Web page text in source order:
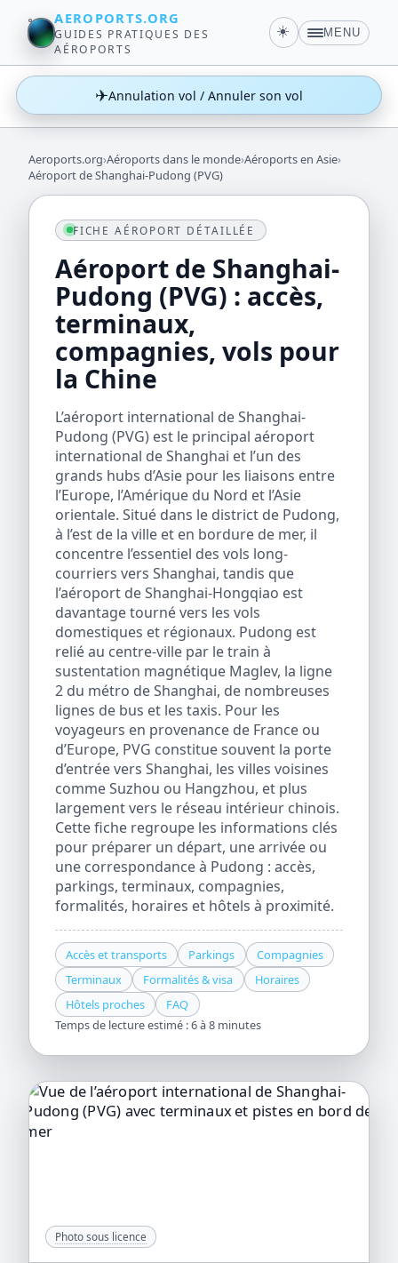
AEROPORTS.ORG
GUIDES PRATIQUES DES
AÉROPORTS
☀️ MENU
✈Annulation vol / Annuler son vol
Aeroports.org›Aéroports dans le monde›Aéroports en Asie›
Aéroport de Shanghai-Pudong (PVG)
FICHE AÉROPORT DÉTAILLÉE
Aéroport de Shanghai-
Pudong (PVG) : accès,
terminaux,
compagnies, vols pour
la Chine
L’aéroport international de Shanghai-
Pudong (PVG) est le principal aéroport
international de Shanghai et l’un des
grands hubs d’Asie pour les liaisons entre
l’Europe, l’Amérique du Nord et l’Asie
orientale. Situé dans le district de Pudong,
à l’est de la ville et en bordure de mer, il
concentre l’essentiel des vols long-
courriers vers Shanghai, tandis que
l’aéroport de Shanghai-Hongqiao est
davantage tourné vers les vols
domestiques et régionaux. Pudong est
relié au centre-ville par le train à
sustentation magnétique Maglev, la ligne
2 du métro de Shanghai, de nombreuses
lignes de bus et les taxis. Pour les
voyageurs en provenance de France ou
d’Europe, PVG constitue souvent la porte
d’entrée vers Shanghai, les villes voisines
comme Suzhou ou Hangzhou, et plus
largement vers le réseau intérieur chinois.
Cette fiche regroupe les informations clés
pour préparer un départ, une arrivée ou
une correspondance à Pudong : accès,
parkings, terminaux, compagnies,
formalités, horaires et hôtels à proximité.
Accès et transports Parkings
Compagnies
Terminaux
Formalités & visa
Horaires
Hôtels proches
FAQ
Temps de lecture estimé : 6 à 8 minutes
Photo sous licence